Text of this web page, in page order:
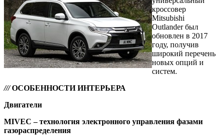
кроссовер
Mitsubishi
Outlander был
обновлен в 2017
году, получив
широкий перечень
новых опций и
систем.
///ОСОБЕННОСТИ ИНТЕРЬЕРА
Двигатели
MIVEC – технология электронного управления фазами
газораспределения